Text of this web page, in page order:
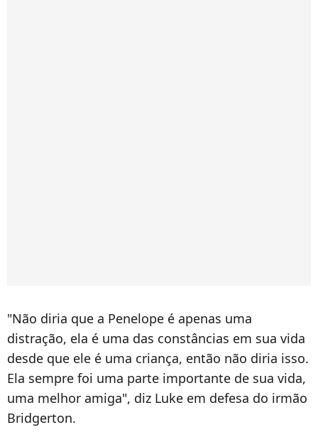
"Não diria que a Penelope é apenas uma
distração, ela é uma das constâncias em sua vida
desde que ele é uma criança, então não diria isso.
Ela sempre foi uma parte importante de sua vida,
uma melhor amiga", diz Luke em defesa do irmão
Bridgerton.